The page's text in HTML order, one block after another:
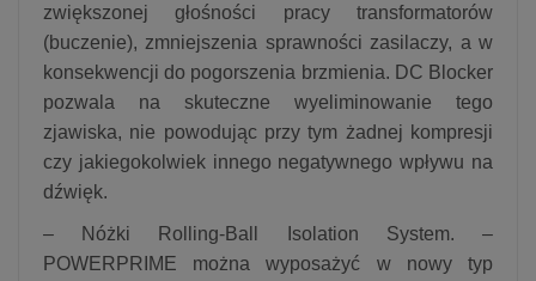
zwiększonej głośności pracy transformatorów
(buczenie), zmniejszenia sprawności zasilaczy, a w
konsekwencji do pogorszenia brzmienia. DC Blocker
pozwala na skuteczne wyeliminowanie tego
zjawiska, nie powodując przy tym żadnej kompresji
czy jakiegokolwiek innego negatywnego wpływu na
dźwięk.
– Nóżki Rolling-Ball Isolation System. –
POWERPRIME można wyposażyć w nowy typ